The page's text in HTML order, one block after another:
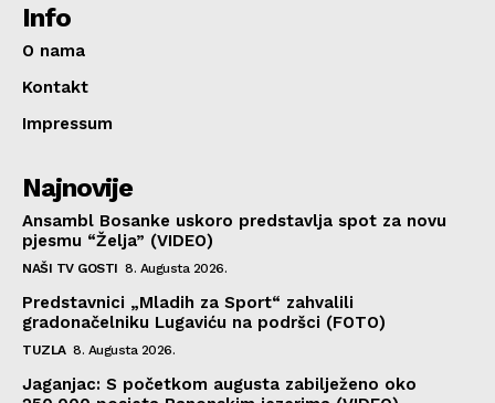
Info
O nama
Kontakt
Impressum
Najnovije
Ansambl Bosanke uskoro predstavlja spot za novu
pjesmu “Želja” (VIDEO)
NAŠI TV GOSTI 8. Augusta 2026.
Predstavnici „Mladih za Sport“ zahvalili
gradonačelniku Lugaviću na podršci (FOTO)
TUZLA 8. Augusta 2026.
Jaganjac: S početkom augusta zabilježeno oko